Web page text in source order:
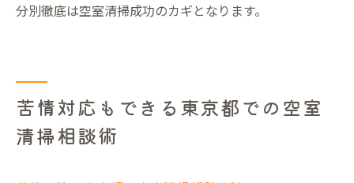
分別徹底は空室清掃成功のカギとなります。
苦情対応もできる東京都での空室
清掃相談術